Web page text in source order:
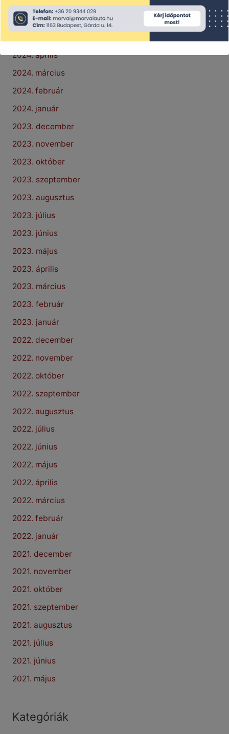
2024. június
2024. április
2024. március
2024. február
2024. január
2023. december
2023. november
2023. október
2023. szeptember
2023. augusztus
2023. július
2023. június
2023. május
2023. április
2023. március
2023. február
2023. január
2022. december
2022. november
2022. október
2022. szeptember
2022. augusztus
2022. július
2022. június
2022. május
2022. április
2022. március
2022. február
2022. január
2021. december
2021. november
2021. október
2021. szeptember
2021. augusztus
2021. július
2021. június
2021. május
Kategóriák